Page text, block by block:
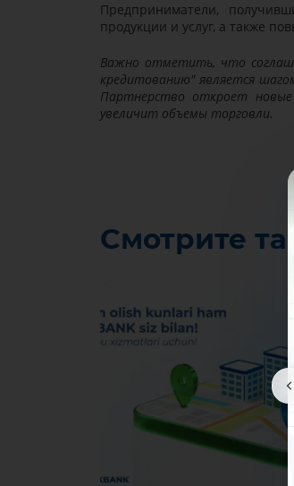
Предприниматели,
продукции и услуг, а также
Важно отметить, что
кредитованию" является
Партнерство откроет новые
увеличит объемы торговли.
Смотрите